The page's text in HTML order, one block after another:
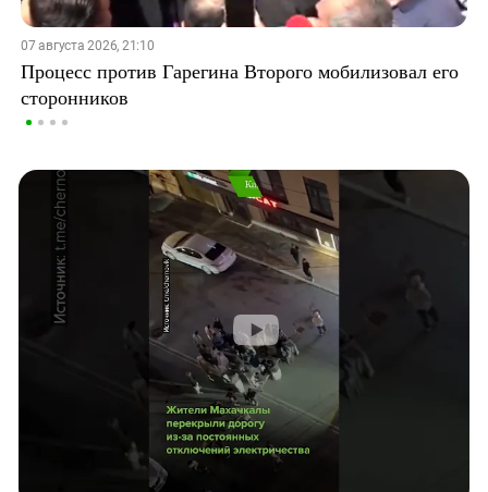
07 августа 2026, 21:10
Процесс против Гарегина Второго мобилизовал его
сторонников